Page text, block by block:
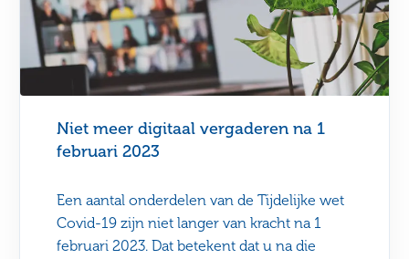
Niet meer digitaal vergaderen na 1
februari 2023
Een aantal onderdelen van de Tijdelijke wet
Covid-19 zijn niet langer van kracht na 1
februari 2023. Dat betekent dat u na die